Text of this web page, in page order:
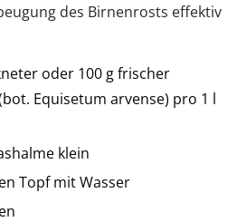
des Birnenrosts effektiv
oder 100 g frischer
Equisetum arvense) pro 1 l
klein
Topf mit Wasser